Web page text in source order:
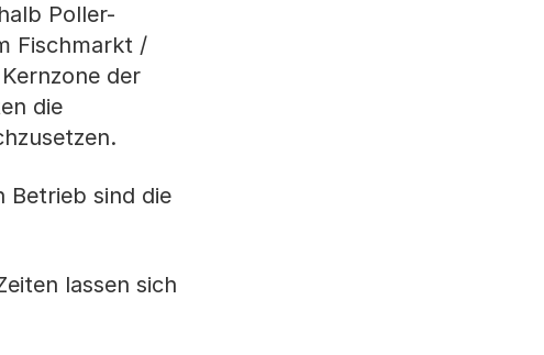
Poller-
Fischmarkt /
der
die
Betrieb sind die
lassen sich